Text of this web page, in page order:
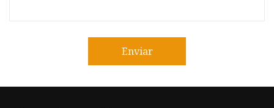
Enviar